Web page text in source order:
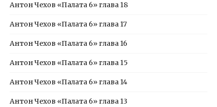
Антон Чехов «Палата 6» глава 18
Антон Чехов «Палата 6» глава 17
Антон Чехов «Палата 6» глава 16
Антон Чехов «Палата 6» глава 15
Антон Чехов «Палата 6» глава 14
Антон Чехов «Палата 6» глава 13